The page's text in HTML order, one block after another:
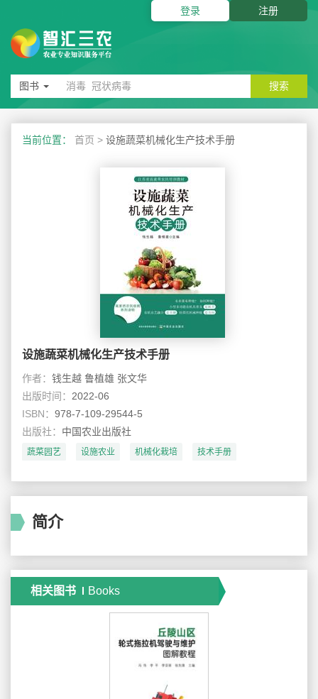
登录 注册
图书 搜索
当前位置： 首页 > 设施蔬菜机械化生产技术手册
设施蔬菜机械化生产技术手册
作者： 钱生越 鲁植雄 张文华
出版时间： 2022-06
ISBN： 978-7-109-29544-5
出版社： 中国农业出版社
蔬菜园艺 设施农业 机械化栽培 技术手册
简介
相关图书 Books